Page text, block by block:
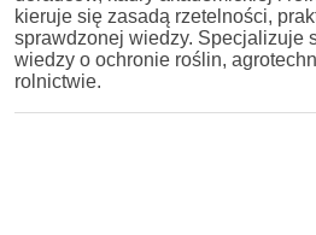
kieruje się zasadą rzetelności,
sprawdzonej wiedzy. Specjalizuje
wiedzy o ochronie roślin,
rolnictwie.